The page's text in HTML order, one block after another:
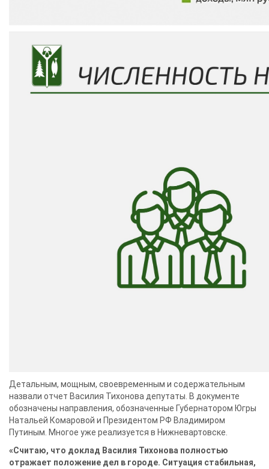
Детальным, мощным, своевременным и содержательным
назвали отчет Василия Тихонова депутаты. В документе
обозначены направления, обозначенные Губернатором Югры
Натальей Комаровой и Президентом РФ Владимиром
Путиным. Многое уже реализуется в Нижневартовске.
«Считаю, что доклад Василия Тихонова полностью
отражает положение дел в городе. Ситуация стабильная,